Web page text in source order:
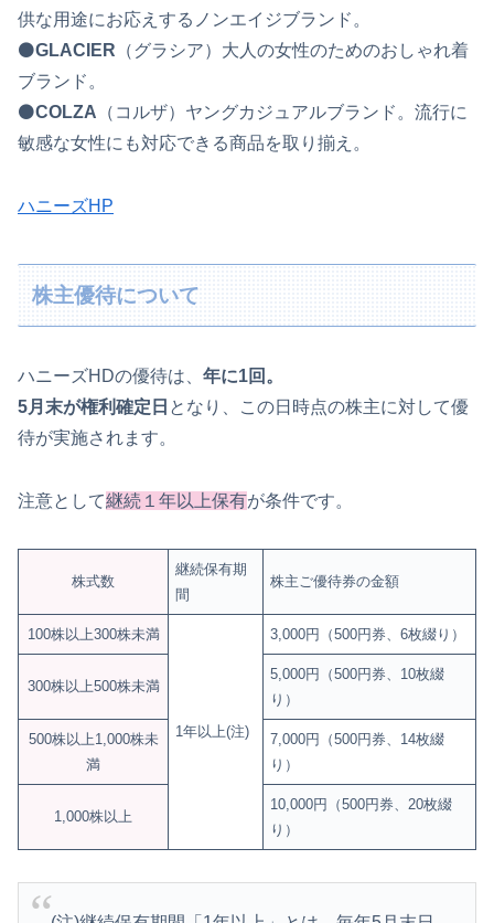
供な用途にお応えするノンエイジブランド。
⚫️GLACIER （グラシア）大人の女性のためのおしゃれ着
ブランド。
⚫️COLZA （コルザ）ヤングカジュアルブランド。流行に
敏感な女性にも対応できる商品を取り揃え。
ハニーズHP
株主優待について
ハニーズHDの優待は、 年に1回。
5月末が権利確定日 となり、この日時点の株主に対して優
待が実施されます。
注意として継続１年以上保有が条件です。
株式数
継続保有期
間
株主ご優待券の金額
100株以上300株未満
1年以上(注)
3,000円（500円券、6枚綴り）
300株以上500株未満
5,000円（500円券、10枚綴
り）
500株以上1,000株未
満
7,000円（500円券、14枚綴
り）
1,000株以上
10,000円（500円券、20枚綴
り）